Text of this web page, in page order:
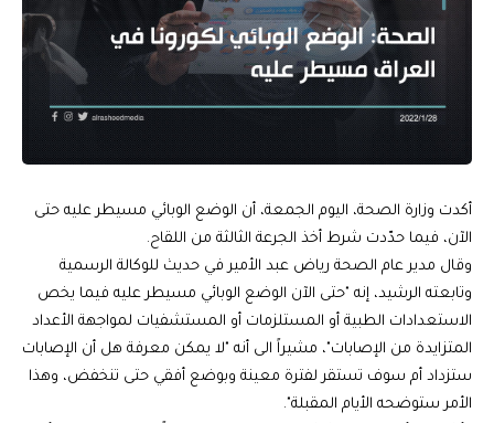
أكدت وزارة الصحة، اليوم الجمعة، أن الوضع الوبائي مسيطر عليه حتى
الآن، فيما حدّدت شرط أخذ الجرعة الثالثة من اللقاح.
وقال مدير عام الصحة رياض عبد الأمير في حديث للوكالة الرسمية
وتابعته الرشيد، إنه "حتى الآن الوضع الوبائي مسيطر عليه فيما يخص
الاستعدادات الطبية أو المستلزمات أو المستشفيات لمواجهة الأعداد
المتزايدة من الإصابات"، مشيراً الى أنه "لا يمكن معرفة هل أن الإصابات
ستزداد أم سوف تستقر لفترة معينة وبوضع أفقي حتى تنخفض، وهذا
الأمر ستوضحه الأيام المقبلة".